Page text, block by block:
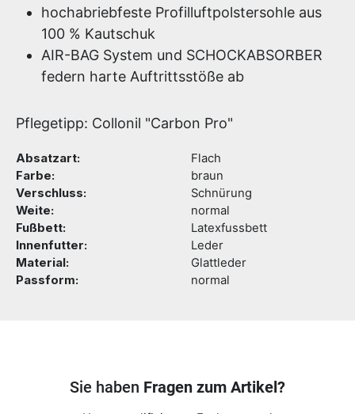
hochabriebfeste Profilluftpolstersohle aus
100 % Kautschuk
AIR-BAG System und SCHOCKABSORBER
federn harte Auftrittsstöße ab
Pflegetipp: Collonil "Carbon Pro"
Absatzart:
Flach
Farbe:
braun
Verschluss:
Schnürung
Weite:
normal
Fußbett:
Latexfussbett
Innenfutter:
Leder
Material:
Glattleder
Passform:
normal
Sie haben Fragen zum Artikel?